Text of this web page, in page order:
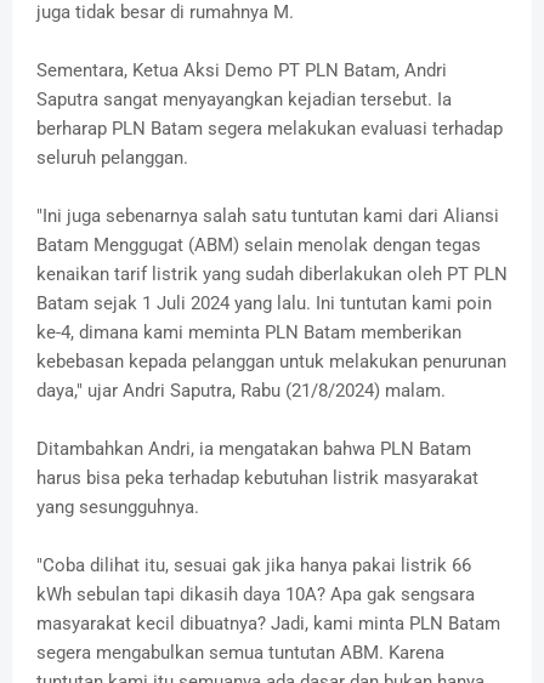
juga tidak besar di rumahnya M.
Sementara, Ketua Aksi Demo PT PLN Batam, Andri
Saputra sangat menyayangkan kejadian tersebut. Ia
berharap PLN Batam segera melakukan evaluasi terhadap
seluruh pelanggan.
"Ini juga sebenarnya salah satu tuntutan kami dari Aliansi
Batam Menggugat (ABM) selain menolak dengan tegas
kenaikan tarif listrik yang sudah diberlakukan oleh PT PLN
Batam sejak 1 Juli 2024 yang lalu. Ini tuntutan kami poin
ke-4, dimana kami meminta PLN Batam memberikan
kebebasan kepada pelanggan untuk melakukan penurunan
daya," ujar Andri Saputra, Rabu (21/8/2024) malam.
Ditambahkan Andri, ia mengatakan bahwa PLN Batam
harus bisa peka terhadap kebutuhan listrik masyarakat
yang sesungguhnya.
"Coba dilihat itu, sesuai gak jika hanya pakai listrik 66
kWh sebulan tapi dikasih daya 10A? Apa gak sengsara
masyarakat kecil dibuatnya? Jadi, kami minta PLN Batam
segera mengabulkan semua tuntutan ABM. Karena